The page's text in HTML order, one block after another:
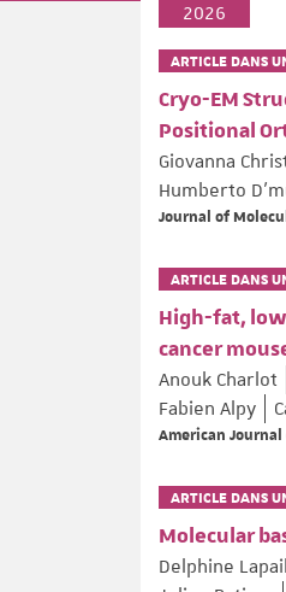
2026
ARTICLE DANS
Cryo-EM
Positional
Giovanna
Humberto
Journal of
ARTICLE DANS
High-fat,
cancer
Anouk Charlot
Fabien Alpy
American Journal
ARTICLE DANS
Molecular
Delphine